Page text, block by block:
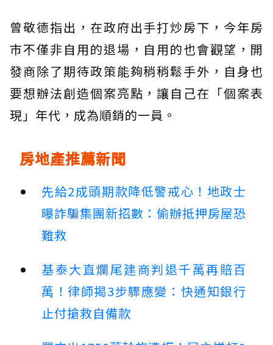
曾敬德指出，在政府出手打炒房下，今年房
市不僅非自用的退場，自用的也會觀望，開
發商除了期待政策能夠稍稍鬆手外，自身也
要想辦法創造個案亮點，讓自己在「個案表
現」年代，成為順銷的一員。
房地產推薦新聞
先給2成頭期款降低警戒心！地政士
曝詐騙集團新招數：偷辦抵押房屋恐
難救
基泰大直爛尾建商判退千萬再賠百
萬！律師揭3步驟應變：快通知銀行
止付搶救自備款